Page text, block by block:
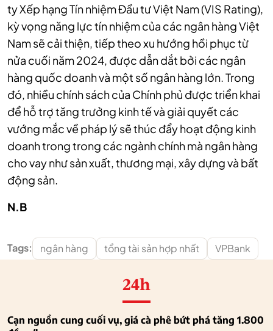
ty Xếp hạng Tín nhiệm Đầu tư Việt Nam (VIS Rating),
kỳ vọng năng lực tín nhiệm của các ngân hàng Việt
Nam sẽ cải thiện, tiếp theo xu hướng hồi phục từ
nửa cuối năm 2024, được dẫn dắt bởi các ngân
hàng quốc doanh và một số ngân hàng lớn. Trong
đó, nhiều chính sách của Chính phủ được triển khai
để hỗ trợ tăng trưởng kinh tế và giải quyết các
vướng mắc về pháp lý sẽ thúc đẩy hoạt động kinh
doanh trong trong các ngành chính mà ngân hàng
cho vay như sản xuất, thương mại, xây dựng và bất
động sản.
N.B
Tags: ngân hàng tổng tài sản hợp nhất VPBank
24h
Cạn nguồn cung cuối vụ, giá cà phê bứt phá tăng 1.800